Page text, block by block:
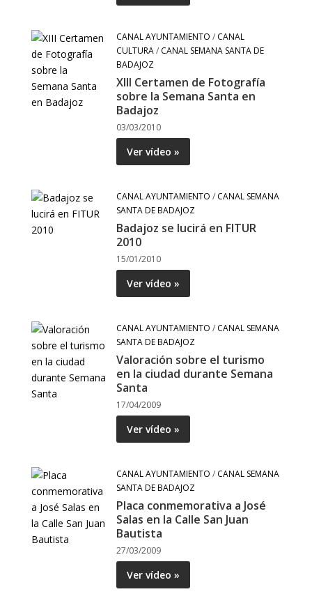
CANAL AYUNTAMIENTO / CANAL
CULTURA/ CANAL SEMANA SANTA DE
BADAJOZ
XIII Certamen de Fotografía
sobre la Semana Santa en
Badajoz
03/03/2010
Ver vídeo »
CANAL AYUNTAMIENTO / CANAL SEMANA
SANTA DE BADAJOZ
Badajoz se lucirá en FITUR
2010
15/01/2010
Ver vídeo »
CANAL AYUNTAMIENTO / CANAL SEMANA
SANTA DE BADAJOZ
Valoración sobre el turismo
en la ciudad durante Semana
Santa
17/04/2009
Ver vídeo »
CANAL AYUNTAMIENTO / CANAL SEMANA
SANTA DE BADAJOZ
Placa conmemorativa a José
Salas en la Calle San Juan
Bautista
27/03/2009
Ver vídeo »